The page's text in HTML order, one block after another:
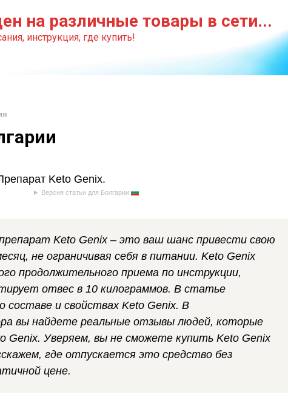
на различные товары в сети...
инструкция, где купить!
Версия статьи для Болгарии
Keto Genix – это ваш шанс привести свою
не ограничивая себя в питании. Keto Genix
продолжительного приема по инструкции,
отвес в 10 килограммов. В статье
составе и свойствах Keto Genix. В
вы найдете реальные отзывы людей, которые
Genix. Уверяем, вы не сможете купить Keto Genix
где отпускается это средство без
цене.